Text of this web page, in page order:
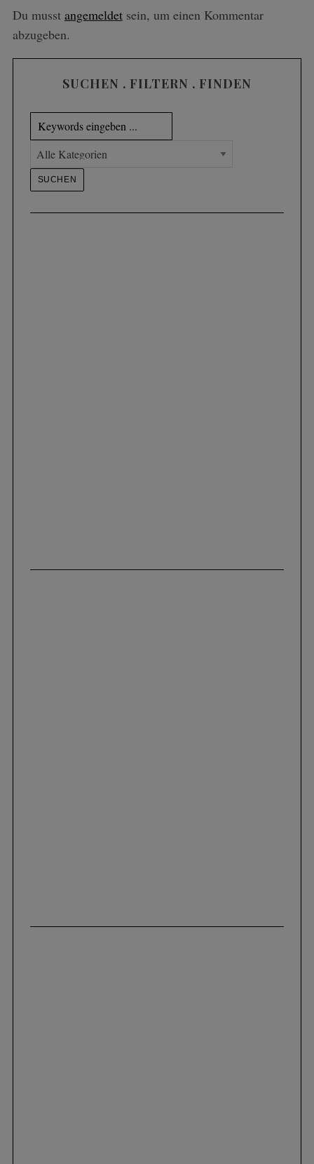
Du musst angemeldetsein, um einen Kommentar
abzugeben.
SUCHEN . FILTERN . FINDEN